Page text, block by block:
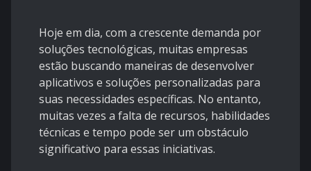
Hoje em dia, com a crescente demanda por
soluções tecnológicas, muitas empresas
estão buscando maneiras de desenvolver
aplicativos e soluções personalizadas para
suas necessidades específicas. No entanto,
muitas vezes a falta de recursos, habilidades
técnicas e tempo pode ser um obstáculo
significativo para essas iniciativas.